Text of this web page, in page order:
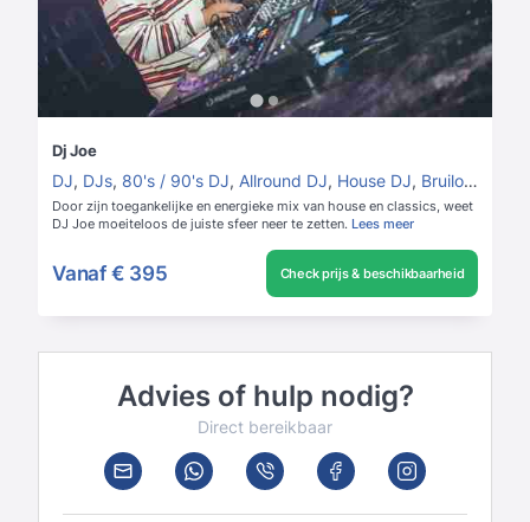
Dj Joe
DJ, DJs, 80's / 90's DJ, Allround DJ, House DJ, Bruiloft DJ
Door zijn toegankelijke en energieke mix van house en classics, weet
DJ Joe moeiteloos de juiste sfeer neer te zetten. Lees meer
Vanaf € 395 Check prijs & beschikbaarheid
Advies of hulp nodig?
Direct bereikbaar